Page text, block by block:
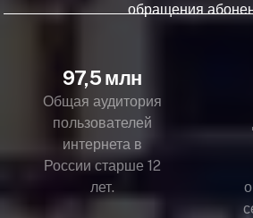
обращения
97,5 млн
Общая аудитория
пользователей
интернета в
России старше 12
лет.